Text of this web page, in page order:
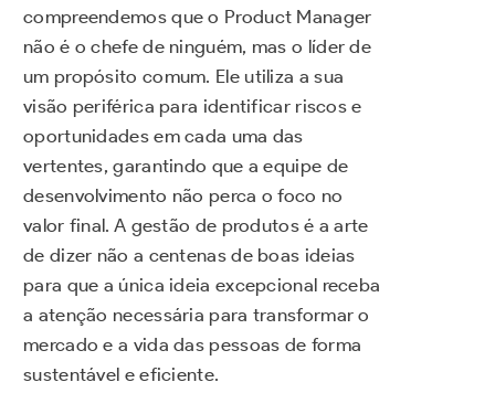
compreendemos que o Product Manager
não é o chefe de ninguém, mas o líder de
um propósito comum. Ele utiliza a sua
visão periférica para identificar riscos e
oportunidades em cada uma das
vertentes, garantindo que a equipe de
desenvolvimento não perca o foco no
valor final. A gestão de produtos é a arte
de dizer não a centenas de boas ideias
para que a única ideia excepcional receba
a atenção necessária para transformar o
mercado e a vida das pessoas de forma
sustentável e eficiente.